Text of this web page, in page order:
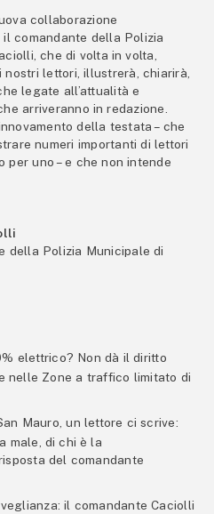
collaborazione
comandante della Polizia
che di volta in volta,
lettori, illustrerà, chiarirà,
legate all’attualità e
arriveranno in redazione.
della testata – che
numeri importanti di lettori
per uno – e che non intende
della Polizia Municipale di
elettrico? Non dà il diritto
nelle Zone a traffico limitato di
Mauro, un lettore ci scrive:
male, di chi è la
del comandante
il comandante Caciolli